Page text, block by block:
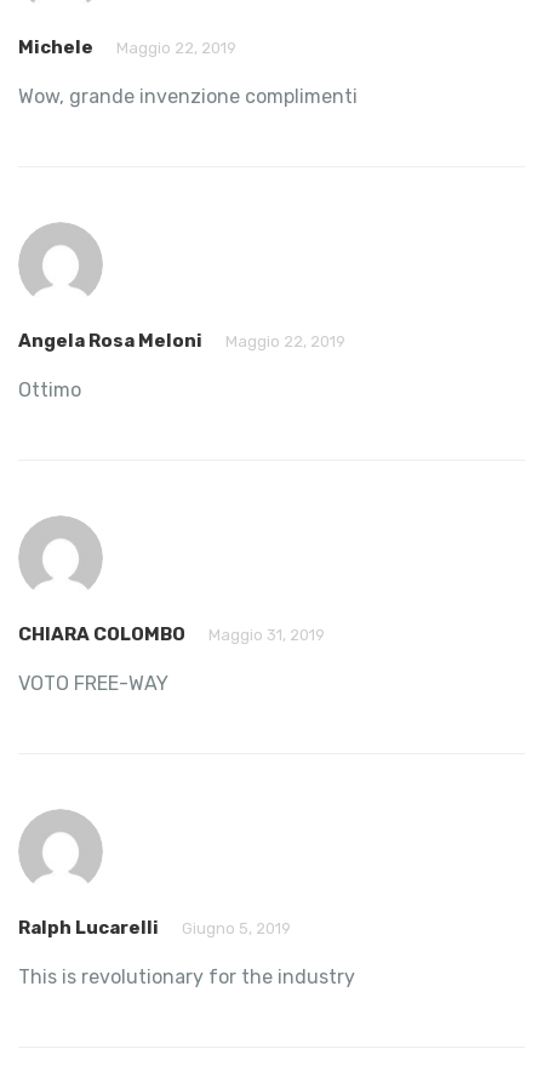
Michele Maggio 22, 2019
Wow, grande invenzione complimenti
Angela Rosa Meloni Maggio 22, 2019
Ottimo
CHIARA COLOMBO Maggio 31, 2019
VOTO FREE-WAY
Ralph Lucarelli Giugno 5, 2019
This is revolutionary for the industry